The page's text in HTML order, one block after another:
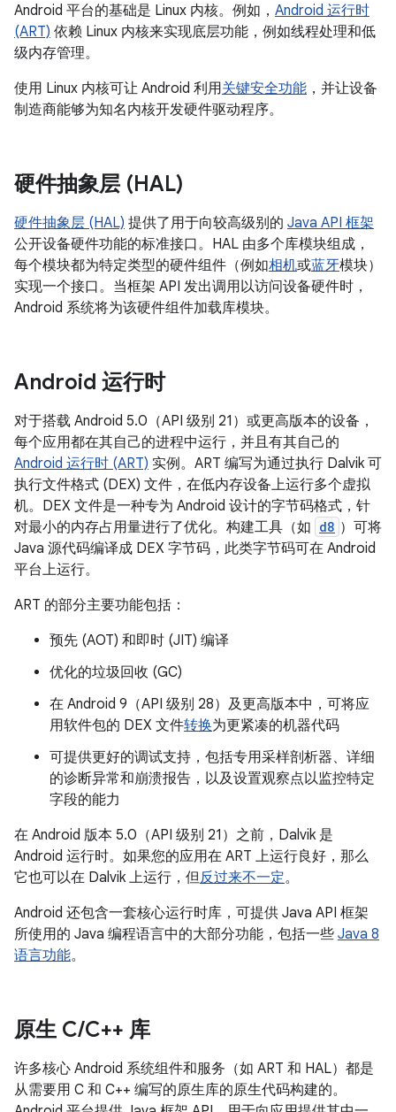
Android 平台的基础是 Linux 内核。例如， Android 运行时
(ART) 依赖 Linux 内核来实现底层功能，例如线程处理和低
级内存管理。
使用 Linux 内核可让 Android 利用关键安全功能 ，并让设备
制造商能够为知名内核开发硬件驱动程序。
硬件抽象层 (HAL)
硬件抽象层 (HAL) 提供了用于向较高级别的 Java API 框架
公开设备硬件功能的标准接口。HAL 由多个库模块组成，
每个模块都为特定类型的硬件组件（例如相机或蓝牙模块）
实现一个接口。当框架 API 发出调用以访问设备硬件时，
Android 系统将为该硬件组件加载库模块。
Android 运行时
对于搭载 Android 5.0（API 级别 21）或更高版本的设备，
每个应用都在其自己的进程中运行，并且有其自己的
Android 运行时 (ART) 实例。ART 编写为通过执行 Dalvik 可
执行文件格式 (DEX) 文件，在低内存设备上运行多个虚拟
机。DEX 文件是一种专为 Android 设计的字节码格式，针
对最小的内存占用量进行了优化。构建工具（如 d8 ）可将
Java 源代码编译成 DEX 字节码，此类字节码可在 Android
平台上运行。
ART 的部分主要功能包括：
预先 (AOT) 和即时 (JIT) 编译
优化的垃圾回收 (GC)
在 Android 9（API 级别 28）及更高版本中，可将应
用软件包的 DEX 文件转换为更紧凑的机器代码
可提供更好的调试支持，包括专用采样剖析器、详细
的诊断异常和崩溃报告，以及设置观察点以监控特定
字段的能力
在 Android 版本 5.0（API 级别 21）之前，Dalvik 是
Android 运行时。如果您的应用在 ART 上运行良好，那么
它也可以在 Dalvik 上运行，但反过来不一定。
Android 还包含一套核心运行时库，可提供 Java API 框架
所使用的 Java 编程语言中的大部分功能，包括一些 Java 8
语言功能。
原生 C/C++ 库
许多核心 Android 系统组件和服务（如 ART 和 HAL）都是
从需要用 C 和 C++ 编写的原生库的原生代码构建的。